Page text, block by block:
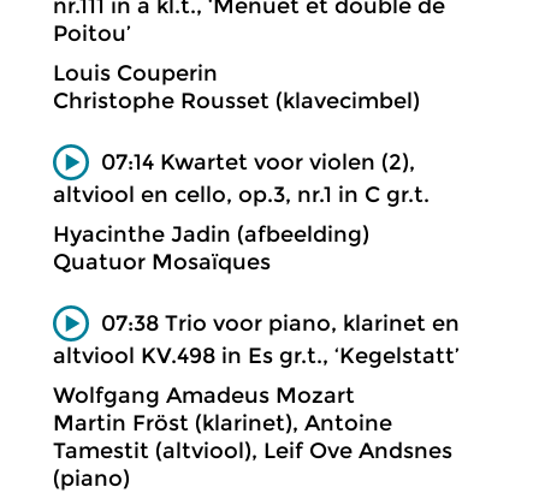
nr.111 in a kl.t., ‘Menuet et double de
Poitou’
Louis Couperin
Christophe Rousset (klavecimbel)
07:14 Kwartet voor violen (2),
altviool en cello, op.3, nr.1 in C gr.t.
Hyacinthe Jadin (afbeelding)
Quatuor Mosaïques
07:38 Trio voor piano, klarinet en
altviool KV.498 in Es gr.t., ‘Kegelstatt’
Wolfgang Amadeus Mozart
Martin Fröst (klarinet), Antoine
Tamestit (altviool), Leif Ove Andsnes
(piano)